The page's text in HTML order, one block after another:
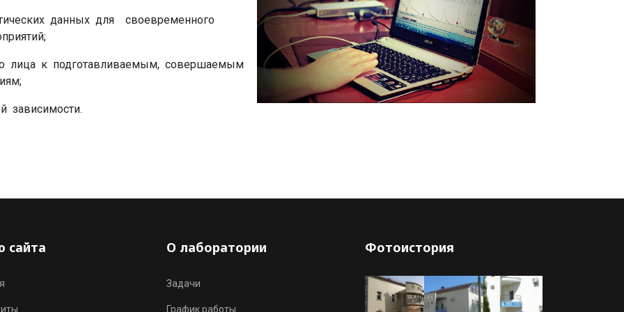
данных для своевременного
лица к подготавливаемым, совершаемым
зависимости.
сайта О лаборатории
Задачи
График работы
Фотоистория